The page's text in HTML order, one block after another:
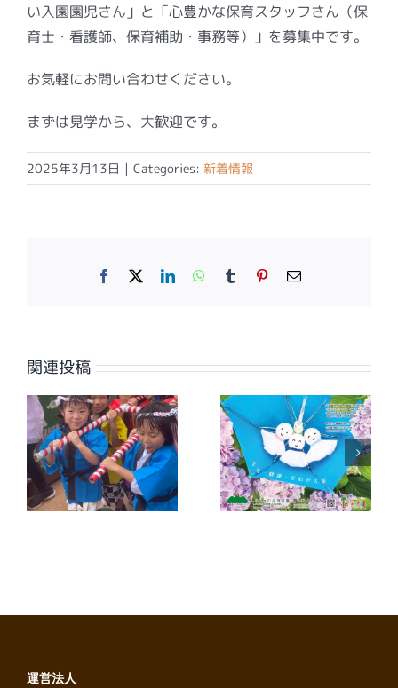
い入園園児さん」と「心豊かな保育スタッフさん（保
育士・看護師、保育補助・事務等）」を募集中です。
お気軽にお問い合わせください。
まずは見学から、大歓迎です。
2025年3月13日 | Categories: 新着情報
Facebook LinkedInWhatsApp
Tumblr Pinterest
電
関連投稿
【広報誌】ワイ
ヤーさが2026
年7月号に掲載
しました
【広報誌】ワイ
ヤーさが2026
年6月号に掲載
しました
運営法人